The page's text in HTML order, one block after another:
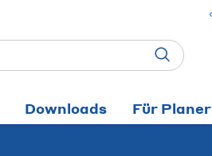
Downloads Für Planer